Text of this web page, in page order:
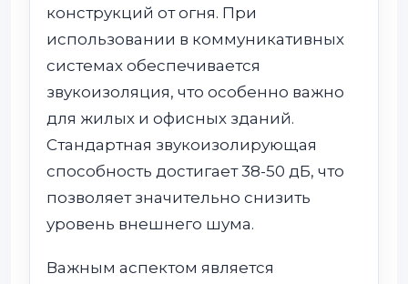
конструкций от огня. При
использовании в коммуникативных
системах обеспечивается
звукоизоляция, что особенно важно
для жилых и офисных зданий.
Стандартная звукоизолирующая
способность достигает 38-50 дБ, что
позволяет значительно снизить
уровень внешнего шума.
Важным аспектом является